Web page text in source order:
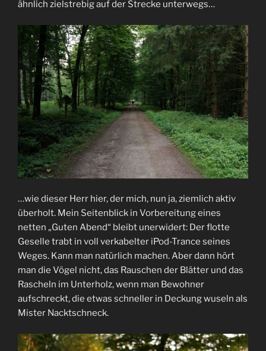
ähnlich zielstrebig auf der Strecke unterwegs…
…wie dieser Herr hier, der mich, nun ja, ziemlich aktiv
überholt. Mein Seitenblick in Vorbereitung eines
netten „Guten Abend“ bleibt unerwidert: Der flotte
Geselle trabt in voll verkabelter iPod-Trance seines
Weges. Kann man natürlich machen. Aber dann hört
man die Vögel nicht, das Rauschen der Blätter und das
Rascheln im Unterholz, wenn man Bewohner
aufschreckt, die etwas schneller in Deckung wuseln als
Mister Nacktschneck.